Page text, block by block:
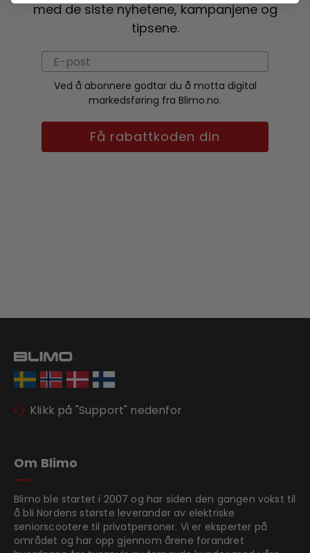
med de siste nyhetene, kampanjene og
tipsene.
Ved å abonnere godtar du å motta digital
markedsføring fra Blimo.no.
Få rabattkoden din
Klikk på "Support" nedenfor
Om Blimo
Blimo ble startet i 2007 og har siden den gangen vokst til
å bli Nordens største leverandør av elektriske
seniorscootere til privatpersoner. Vi er eksperter på
området og har opp gjennom årene forandret